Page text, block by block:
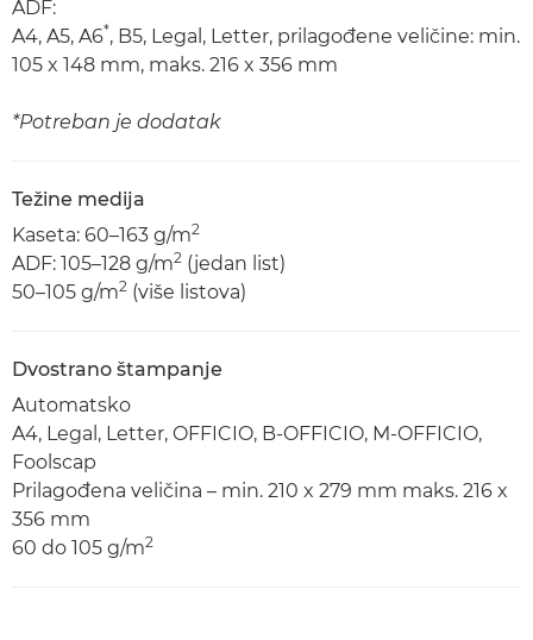
ADF:
A4, A5, A6*, B5, Legal, Letter, prilagođene veličine: min.
105 x 148 mm, maks. 216 x 356 mm
*Potreban je dodatak
Težine medija
Kaseta: 60–163 g/m2
ADF: 105–128 g/m2 (jedan list)
50–105 g/m2 (više listova)
Dvostrano štampanje
Automatsko
A4, Legal, Letter, OFFICIO, B-OFFICIO, M-OFFICIO,
Foolscap
Prilagođena veličina – min. 210 x 279 mm maks. 216 x
356 mm
60 do 105 g/m2